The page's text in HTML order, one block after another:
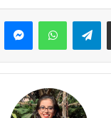
MessengerWhatsApp